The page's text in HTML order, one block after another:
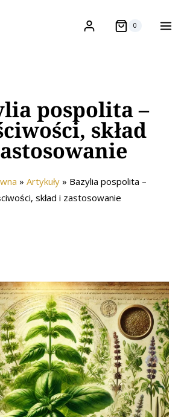
0
pospolita –
skład
» Artykuły» Bazylia pospolita –
skład i zastosowanie